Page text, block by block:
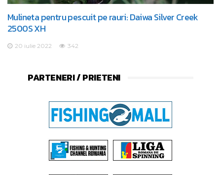
Mulineta pentru pescuit pe rauri: Daiwa Silver Creek
2500S XH
20 iulie 2022 342
PARTENERI / PRIETENI